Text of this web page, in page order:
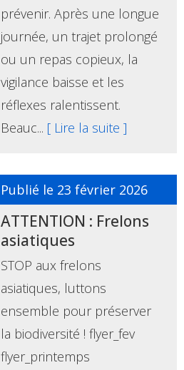
prévenir. Après une longue
journée, un trajet prolongé
ou un repas copieux, la
vigilance baisse et les
réflexes ralentissent.
Beauc... [ Lire la suite ]
Publié le 23 février 2026
ATTENTION : Frelons
asiatiques
STOP aux frelons
asiatiques, luttons
ensemble pour préserver
la biodiversité ! flyer_fev
flyer_printemps